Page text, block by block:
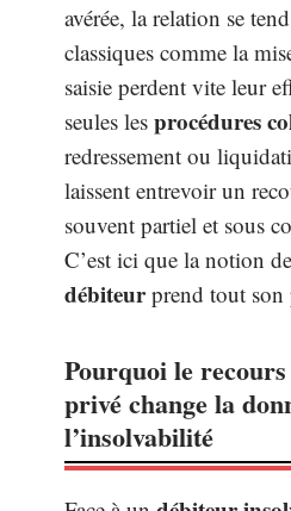
avérée, la relation se
classiques comme la
saisie perdent vite leur
seules les procédures
redressement ou
laissent entrevoir un
souvent partiel et sous
C’est ici que la notion de
débiteurprend tout son
Pourquoi le
privé change la
l’insolvabilité